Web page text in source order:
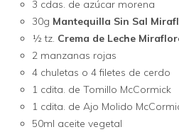
3 cdas. de azúcar morena
30g Mantequilla Sin Sal
½ tz. Crema de Leche
2 manzanas rojas
4 chuletas o 4 filetes de cerdo
1 cdita. de Tomillo McCormick
1 cdita. de Ajo Molido
50ml aceite vegetal